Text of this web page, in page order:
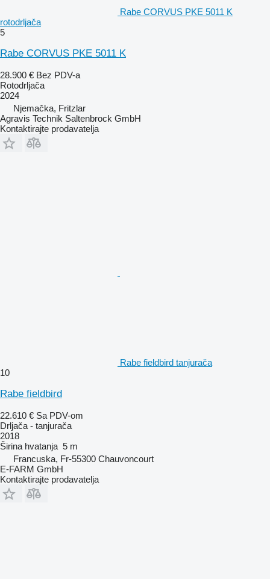
Rabe CORVUS PKE 5011 K
rotodrljača
5
Rabe CORVUS PKE 5011 K
28.900 € Bez PDV-a
Rotodrljača
2024
Njemačka, Fritzlar
Agravis Technik Saltenbrock GmbH
Kontaktirajte prodavatelja
Rabe fieldbird tanjurača
10
Rabe fieldbird
22.610 € Sa PDV-om
Drljača - tanjurača
2018
Širina hvatanja 5 m
Francuska, Fr-55300 Chauvoncourt
E-FARM GmbH
Kontaktirajte prodavatelja